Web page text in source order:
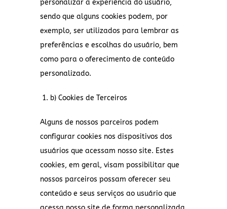
personalizar a experiência do usuário,
sendo que alguns cookies podem, por
exemplo, ser utilizados para lembrar as
preferências e escolhas do usuário, bem
como para o oferecimento de conteúdo
personalizado.
b) Cookies de Terceiros
Alguns de nossos parceiros podem
configurar cookies nos dispositivos dos
usuários que acessam nosso site. Estes
cookies, em geral, visam possibilitar que
nossos parceiros possam oferecer seu
conteúdo e seus serviços ao usuário que